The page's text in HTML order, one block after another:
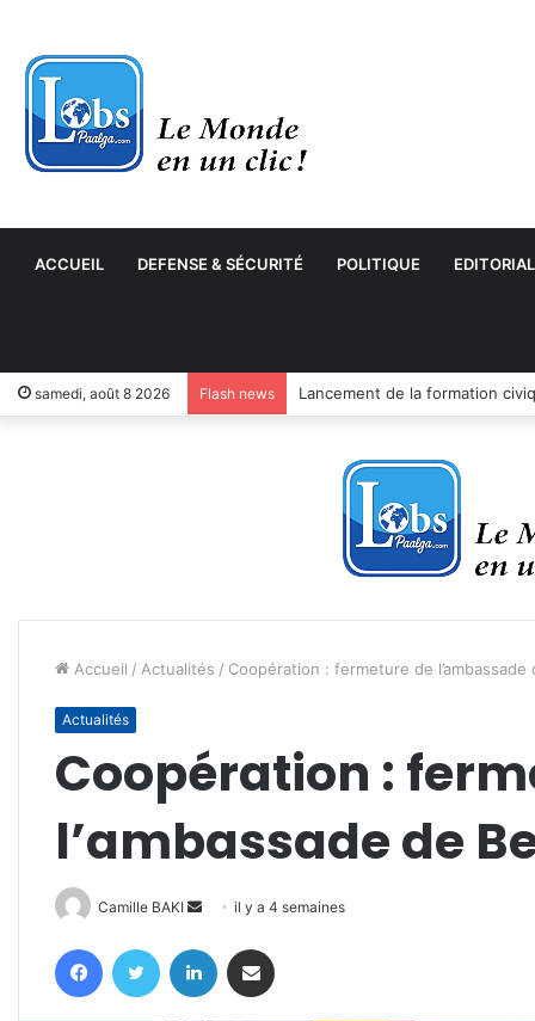
ACCUEIL DEFENSE & SÉCURITÉ POLITIQUE EDITORIAL
samedi, août 8 2026 Flash news
Accueil / Actualités / Coopération : fermeture de l’ambassade
Actualités
Coopération :
l’ambassade de
Camille BAKI
Envoyer
courriel
il y a 4 semaines
FacebookTwitter Linkedin